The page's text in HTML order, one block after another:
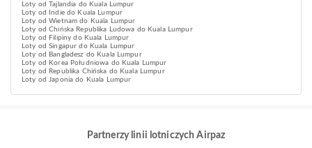
Loty od Tajlandia do Kuala Lumpur
Loty od Indie do Kuala Lumpur
Loty od Wietnam do Kuala Lumpur
Loty od Chińska Republika Ludowa do Kuala Lumpur
Loty od Filipiny do Kuala Lumpur
Loty od Singapur do Kuala Lumpur
Loty od Bangladesz do Kuala Lumpur
Loty od Korea Południowa do Kuala Lumpur
Loty od Republika Chińska do Kuala Lumpur
Loty od Japonia do Kuala Lumpur
Partnerzy linii lotniczych Airpaz